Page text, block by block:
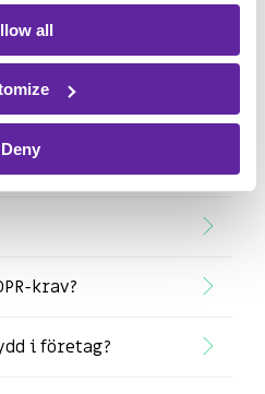
all
Deny
och svar om
GDPR
svaret.
krav?
i företag?